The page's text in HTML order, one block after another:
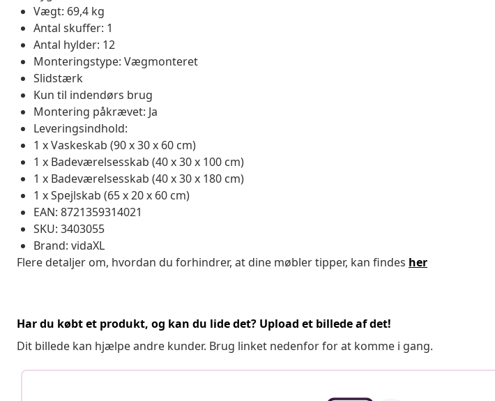
Vægt: 69,4 kg
Antal skuffer: 1
Antal hylder: 12
Monteringstype: Vægmonteret
Slidstærk
Kun til indendørs brug
Montering påkrævet: Ja
Leveringsindhold:
1 x Vaskeskab (90 x 30 x 60 cm)
1 x Badeværelsesskab (40 x 30 x 100 cm)
1 x Badeværelsesskab (40 x 30 x 180 cm)
1 x Spejlskab (65 x 20 x 60 cm)
EAN: 8721359314021
SKU: 3403055
Brand: vidaXL
Flere detaljer om, hvordan du forhindrer, at dine møbler tipper, kan findes her
Har du købt et produkt, og kan du lide det? Upload et billede af det!
Dit billede kan hjælpe andre kunder. Brug linket nedenfor for at komme i gang.